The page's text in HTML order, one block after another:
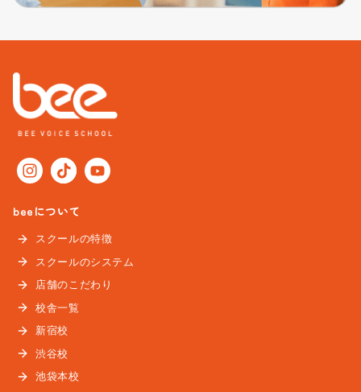
beeについて
スクールの特徴
スクールのシステム
店舗のこだわり
校舎一覧
新宿校
渋谷校
池袋本校